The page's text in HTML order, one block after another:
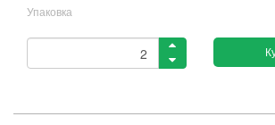
Упаковка